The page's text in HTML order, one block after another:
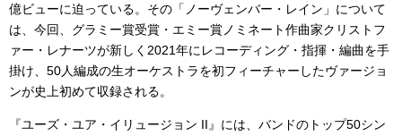
億ビューに迫っている。その「ノーヴェンバー・レイン」について
は、今回、グラミー賞受賞・エミー賞ノミネート作曲家クリストフ
ァー・レナーツが新しく2021年にレコーディング・指揮・編曲を手
掛け、50人編成の生オーケストラを初フィーチャーしたヴァージョ
ンが史上初めて収録される。
『ユーズ・ユア・イリュージョン II』には、バンドのトップ50シン